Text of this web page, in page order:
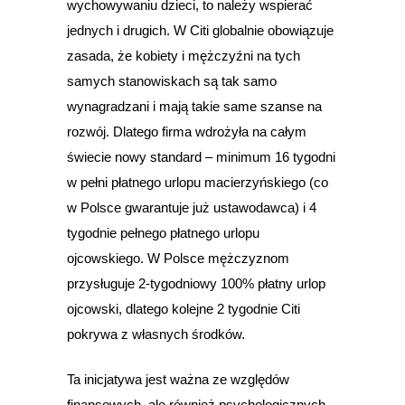
wychowywaniu dzieci, to należy wspierać
jednych i drugich. W Citi globalnie obowiązuje
zasada, że kobiety i mężczyźni na tych
samych stanowiskach są tak samo
wynagradzani i mają takie same szanse na
rozwój. Dlatego firma wdrożyła na całym
świecie nowy standard – minimum 16 tygodni
w pełni płatnego urlopu macierzyńskiego (co
w Polsce gwarantuje już ustawodawca) i 4
tygodnie pełnego płatnego urlopu
ojcowskiego. W Polsce mężczyznom
przysługuje 2-tygodniowy 100% płatny urlop
ojcowski, dlatego kolejne 2 tygodnie Citi
pokrywa z własnych środków.
Ta inicjatywa jest ważna ze względów